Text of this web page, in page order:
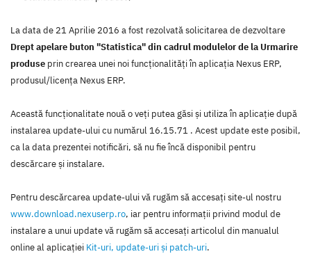
La data de 21 Aprilie 2016 a fost rezolvată solicitarea de dezvoltare
Drept apelare buton "Statistica" din cadrul modulelor de la Urmarire
produse prin crearea unei noi funcţionalităţi în aplicaţia Nexus ERP,
produsul/licenţa Nexus ERP.
Această funcţionalitate nouă o veţi putea găsi şi utiliza în aplicaţie după
instalarea update-ului cu numărul 16.15.71 . Acest update este posibil,
ca la data prezentei notificări, să nu fie încă disponibil pentru
descărcare şi instalare.
Pentru descărcarea update-ului vă rugăm să accesaţi site-ul nostru
www.download.nexuserp.ro, iar pentru informaţii privind modul de
instalare a unui update vă rugăm să accesaţi articolul din manualul
online al aplicaţiei Kit-uri, update-uri şi patch-uri.